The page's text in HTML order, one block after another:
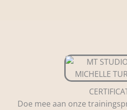
Doe mee aan onze